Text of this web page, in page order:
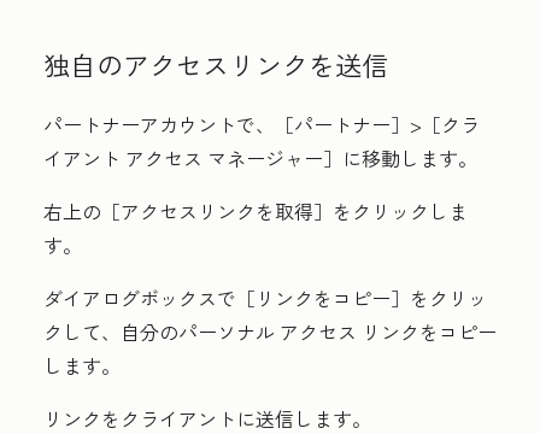
独自のアクセスリンクを送信
パートナーアカウントで、［パートナー］>［クラ
イアント アクセス マネージャー］に移動します。
右上の［アクセスリンクを取得］ をクリックしま
す。
ダイアログボックスで［ リンクをコピー］をクリッ
クして、自分のパーソナル アクセス リンクをコピー
します。
リンクをクライアントに送信します。